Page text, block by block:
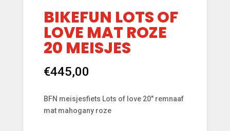
BIKEFUN LOTS OF
LOVE MAT ROZE
20 MEISJES
€445,00
BFN meisjesfiets Lots of love 20″ remnaaf
mat mahogany roze